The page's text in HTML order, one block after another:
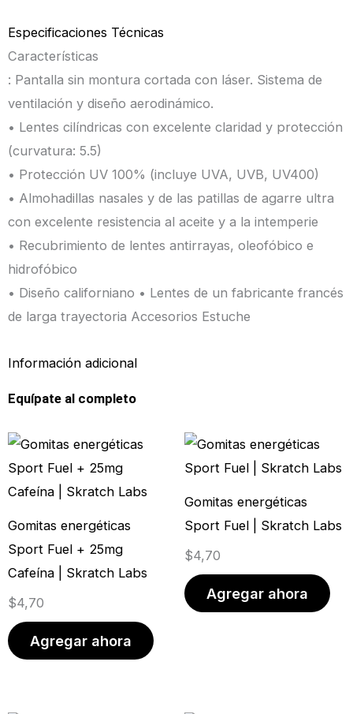
Especificaciones Técnicas
Características
: Pantalla sin montura cortada con láser. Sistema de
ventilación y diseño aerodinámico.
• Lentes cilíndricas con excelente claridad y protección
(curvatura: 5.5)
• Protección UV 100% (incluye UVA, UVB, UV400)
• Almohadillas nasales y de las patillas de agarre ultra
con excelente resistencia al aceite y a la intemperie
• Recubrimiento de lentes antirrayas, oleofóbico e
hidrofóbico
• Diseño californiano • Lentes de un fabricante francés
de larga trayectoria Accesorios Estuche
Información adicional
Equípate al completo
Gomitas energéticas
Sport Fuel + 25mg
Cafeína | Skratch Labs
$4,70
Agregar ahora
Gomitas energéticas
Sport Fuel | Skratch Labs
$4,70
Agregar ahora